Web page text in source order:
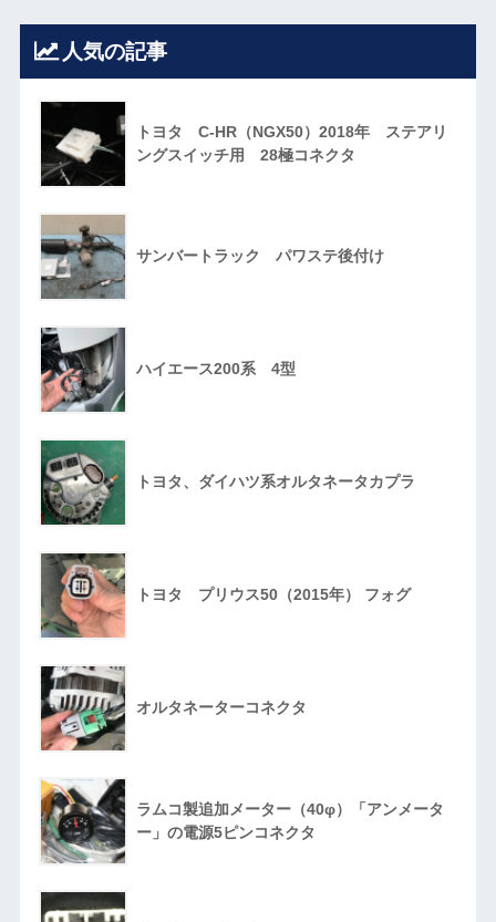
人気の記事
トヨタ C-HR（NGX50）2018年 ステアリ
ングスイッチ用 28極コネクタ
サンバートラック パワステ後付け
ハイエース200系 4型
トヨタ、ダイハツ系オルタネータカプラ
トヨタ プリウス50（2015年） フォグ
オルタネーターコネクタ
ラムコ製追加メーター（40φ）「アンメータ
ー」の電源5ピンコネクタ